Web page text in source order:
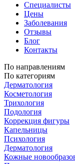
Специалисты
Цены
Заболевания
Отзывы
Блог
Контакты
По направлениям
По категориям
Дерматология
Косметология
Трихология
Подология
Коррекция фигуры
Капельницы
Психология
Дерматология
Кожные